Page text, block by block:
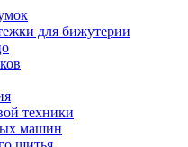
для бижутерии
техники
машин